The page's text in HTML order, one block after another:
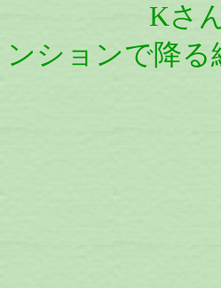
Kさんが登
ンションで降る